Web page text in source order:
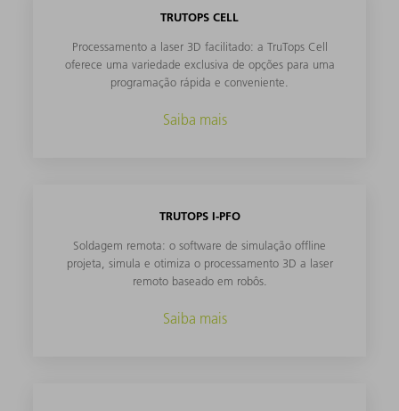
TRUTOPS CELL
Processamento a laser 3D facilitado: a TruTops Cell
oferece uma variedade exclusiva de opções para uma
programação rápida e conveniente.
Saiba mais
TRUTOPS I-PFO
Soldagem remota: o software de simulação offline
projeta, simula e otimiza o processamento 3D a laser
remoto baseado em robôs.
Saiba mais